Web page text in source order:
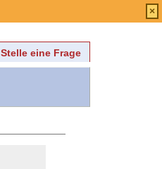
Stelle eine Frage
×